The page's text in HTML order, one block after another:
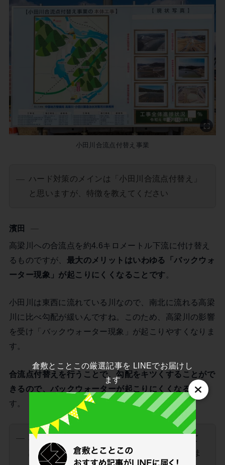
小田川合流点付替え事業
ハード対策のメインは「小田川合流点付替え」
と思いますが、特徴を教えてください
濱田
高梁川への合流点を約4.6キロメートル下流に付け替え
るものですが、 最大のメリットはいわゆる「バックウォ
ーター現象」が起こりにくくなることです。
小田川は東西に流れている川なので、南北に流れる高梁
川に比べ勾配が緩いんですね。このため、高梁川の影響
を受け「バックウォーター現象」が起こりやすくなりま
す。
合流点付替えを行うことで、勾配をキツくすることがで
きるので、バックウォーターが起こりにくくなる
んで
す。
壮大な事業ですが、平成30年7月豪雨を受けて
計画された事業ではないと聞いたことがありま
倉敷とことこの厳選記事を LINEでお届けし
ます